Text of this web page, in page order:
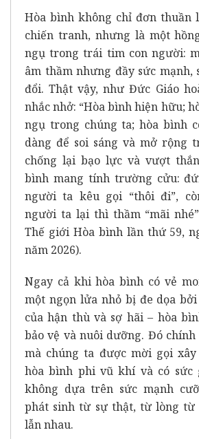
Hòa bình không chỉ đơn thuần
chiến tranh, nhưng là một
ngụ trong trái tim con người:
âm thầm nhưng đầy sức mạnh,
đổi. Thật vậy, như Đức Giáo
nhắc nhở: “Hòa bình hiện hữu;
ngụ trong chúng ta; hòa bình
dàng để soi sáng và mở rộng
chống lại bạo lực và vượt
bình mang tính trường cửu:
người ta kêu gọi “thôi đi”,
người ta lại thì thầm “mãi nhé”
Thế giới Hòa bình lần thứ 59,
năm 2026).
Ngay cả khi hòa bình có vẻ
một ngọn lửa nhỏ bị đe dọa
của hận thù và sợ hãi – hòa
bảo vệ và nuôi dưỡng. Đó
mà chúng ta được mời gọi
hòa bình phi vũ khí và có
không dựa trên sức mạnh
phát sinh từ sự thật, từ lòng
lẫn nhau.